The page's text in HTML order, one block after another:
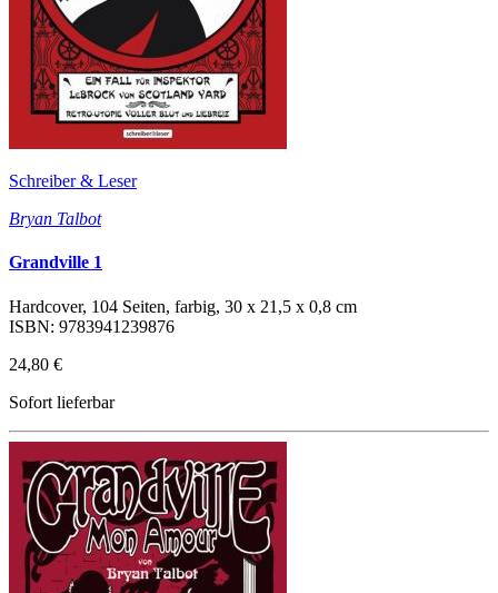
Schreiber & Leser
Bryan Talbot
Grandville 1
Hardcover, 104 Seiten, farbig, 30 x 21,5 x 0,8 cm
ISBN: 9783941239876
24,80 €
Sofort lieferbar